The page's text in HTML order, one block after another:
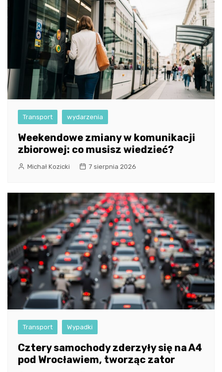
Transport wydarzenia
Weekendowe zmiany w komunikacji
zbiorowej: co musisz wiedzieć?
Michał Kozicki 7 sierpnia 2026
Transport Wypadki
Cztery samochody zderzyły się na A4
pod Wrocławiem, tworząc zator